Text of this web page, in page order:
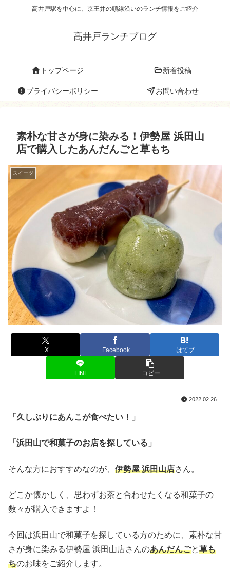
高井戸駅を中心に、京王井の頭線沿いのランチ情報をご紹介
高井戸ランチブログ
トップページ 新着投稿
プライバシーポリシー お問い合わせ
素朴な甘さが身に染みる！伊勢屋 浜田山
店で購入したあんだんごと草もち
スイーツ
X Facebook はてブ
LINE コピー
2022.02.26
「久しぶりにあんこが食べたい！」
「浜田山で和菓子のお店を探している」
そんな方におすすめなのが、 伊勢屋 浜田山店さん。
どこか懐かしく、思わずお茶と合わせたくなる和菓子の
数々が購入できますよ！
今回は浜田山で和菓子を探している方のために、素朴な甘
さが身に染みる伊勢屋 浜田山店さんのあんだんごと草も
ちのお味をご紹介します。